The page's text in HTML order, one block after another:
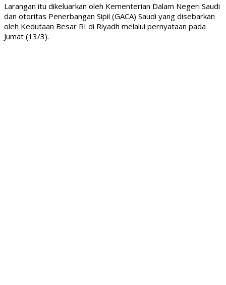
Larangan itu dikeluarkan oleh Kementerian Dalam Negeri Saudi
dan otoritas Penerbangan Sipil (GACA) Saudi yang disebarkan
oleh Kedutaan Besar RI di Riyadh melalui pernyataan pada
Jumat (13/3).